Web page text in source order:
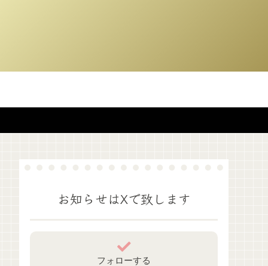
お知らせはXで致します
フォローする